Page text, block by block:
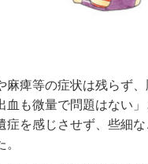
麻痺等の症状は残らず
血も微量で問題はない
症を感じさせず、些細